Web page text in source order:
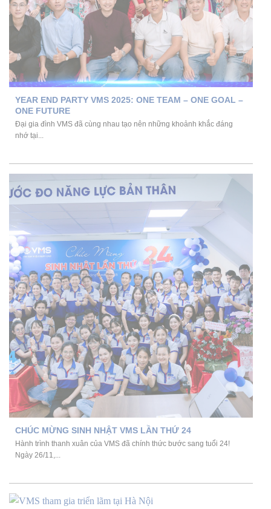
YEAR END PARTY VMS 2025: ONE TEAM – ONE GOAL –
ONE FUTURE
Đại gia đình VMS đã cùng nhau tạo nên những khoảnh khắc đáng
nhớ tại...
CHÚC MỪNG SINH NHẬT VMS LẦN THỨ 24
Hành trình thanh xuân của VMS đã chính thức bước sang tuổi 24!
Ngày 26/11,...